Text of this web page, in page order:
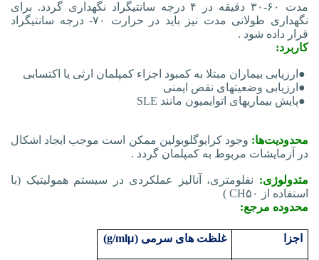
مدت ۶۰-۳۰ دقیقه در ۴ درجه سانتی‏گراد نگهداری گردد. برای
نگهداری طولانی مدت نیز باید در حرارت ۷۰- درجه سانتی‏گراد
قرار داده شود .
کاربرد:
● ارزیابی بیماران مبتلا به کمبود اجزاء کمپلمان ارثی یا اکتسابی
● ارزیابی وضعیت‏های نقص ایمنی
●پایش بیماری‏های اتوایمیون مانند SLE
محدودیت‌ها: وجود کرایوگلوبولین ممکن است موجب ایجاد اشکال
در آزمایشات مربوط به کمپلمان گردد .
متدولوژی: نفلومتری، آنالیز عملکردی در سیستم همولیتیک )با
استفاده از
( CH۵۰
محدوده مرجع:
اجزا غلظت های سرمی (µ
g/ml
)